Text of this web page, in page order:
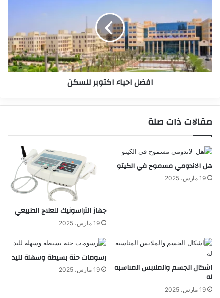
افضل احياء اكتوبر للسكن
مقالات ذات صلة
هل الاندومي مسموح في الكيتو
19 مارس، 2025
جهاز التراسونيك للعلاج الطبيعي
19 مارس، 2025
اشكال الجسم والملابس المناسبه
له
19 مارس، 2025
رسومات حنة بسيطة وسهلة لليد
19 مارس، 2025